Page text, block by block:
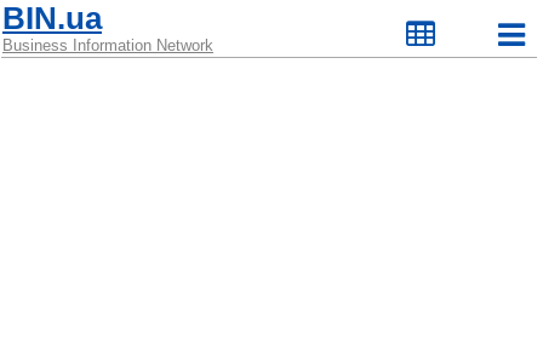
BIN.ua
Business Information Network